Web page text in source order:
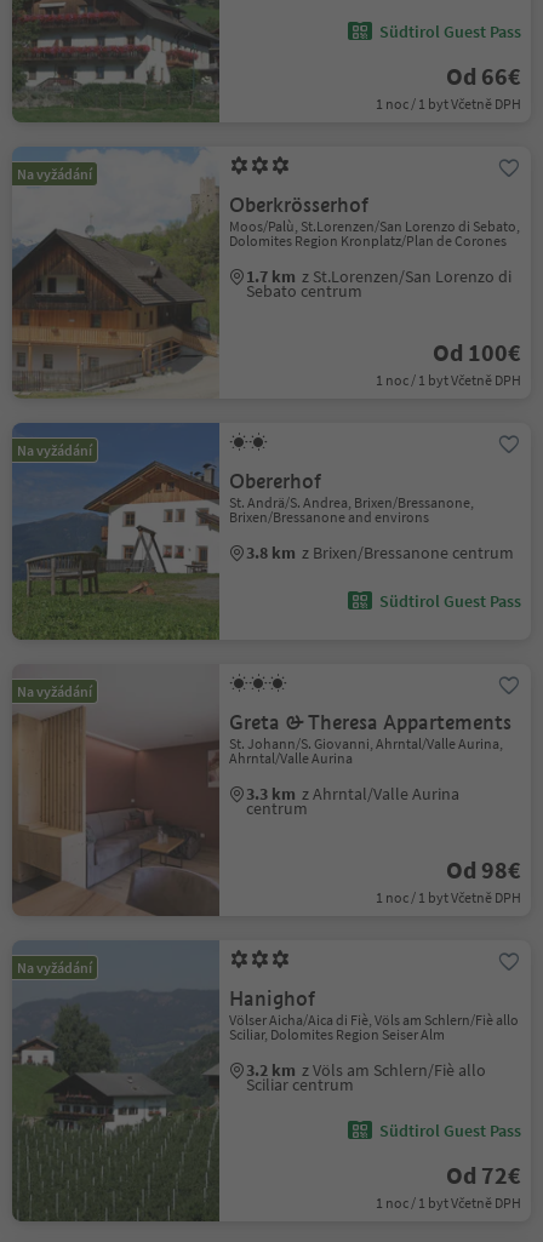
Südtirol Guest Pass
Od 66€
1 noc / 1 byt Včetně DPH
Na vyžádání
Oberkrösserhof
Moos/Palù, St.Lorenzen/San Lorenzo di Sebato,
Dolomites Region Kronplatz/Plan de Corones
1.7 km z St.Lorenzen/San Lorenzo di
Sebato centrum
Od 100€
1 noc / 1 byt Včetně DPH
Na vyžádání
Obererhof
St. Andrä/S. Andrea, Brixen/Bressanone,
Brixen/Bressanone and environs
3.8 km z Brixen/Bressanone centrum
Südtirol Guest Pass
Na vyžádání
Greta & Theresa Appartements
St. Johann/S. Giovanni, Ahrntal/Valle Aurina,
Ahrntal/Valle Aurina
3.3 km z Ahrntal/Valle Aurina
centrum
Od 98€
1 noc / 1 byt Včetně DPH
Na vyžádání
Hanighof
Völser Aicha/Aica di Fiè, Völs am Schlern/Fiè allo
Sciliar, Dolomites Region Seiser Alm
3.2 km z Völs am Schlern/Fiè allo
Sciliar centrum
Südtirol Guest Pass
Od 72€
1 noc / 1 byt Včetně DPH